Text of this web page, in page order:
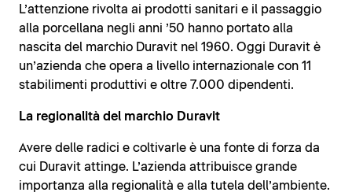
L’attenzione rivolta ai prodotti sanitari e il passaggio
alla porcellana negli anni ’50 hanno portato alla
nascita del marchio Duravit nel 1960. Oggi Duravit è
un’azienda che opera a livello internazionale con 11
stabilimenti produttivi e oltre 7.000 dipendenti.
La regionalità del marchio Duravit
Avere delle radici e coltivarle è una fonte di forza da
cui Duravit attinge. L’azienda attribuisce grande
importanza alla regionalità e alla tutela dell’ambiente.